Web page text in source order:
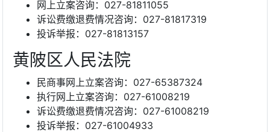
网上立案咨询：027-81811055
诉讼费缴退费情况咨询：027-81817319
投诉举报：027-81813157
黄陂区人民法院
民商事网上立案咨询：027-65387324
执行网上立案咨询：027-61008219
诉讼费缴退费情况咨询：027-61008219
投诉举报：027-61004933